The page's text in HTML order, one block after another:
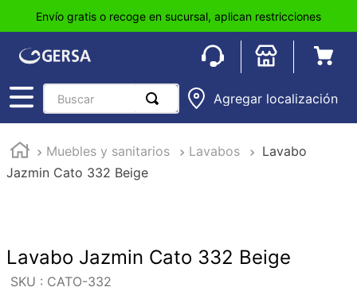
Envío gratis o recoge en sucursal, aplican restricciones
Buscar
Agregar localización
Muebles y sanitarios Lavabos
Lavabo
Jazmin Cato 332 Beige
Lavabo Jazmin Cato 332 Beige
: CATO-332
1.
pisos
2.
loseta
5.
lavabo